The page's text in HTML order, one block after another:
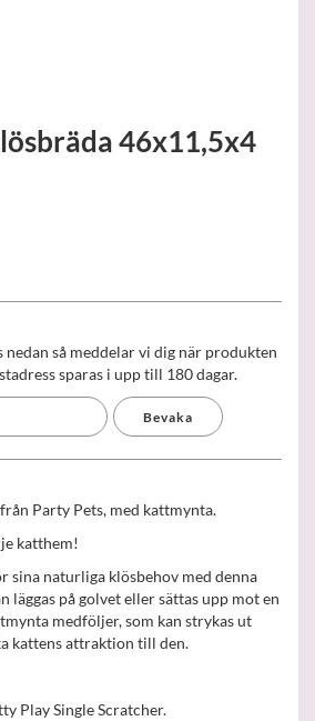
46x11,5x4
nedan så meddelar vi dig när produkten
sparas i upp till 180 dagar.
Bevaka
Party Pets, med kattmynta.
katthem!
sina naturliga klösbehov med denna
läggas på golvet eller sättas upp mot en
medföljer, som kan strykas ut
kattens attraktion till den.
Play Single Scratcher.